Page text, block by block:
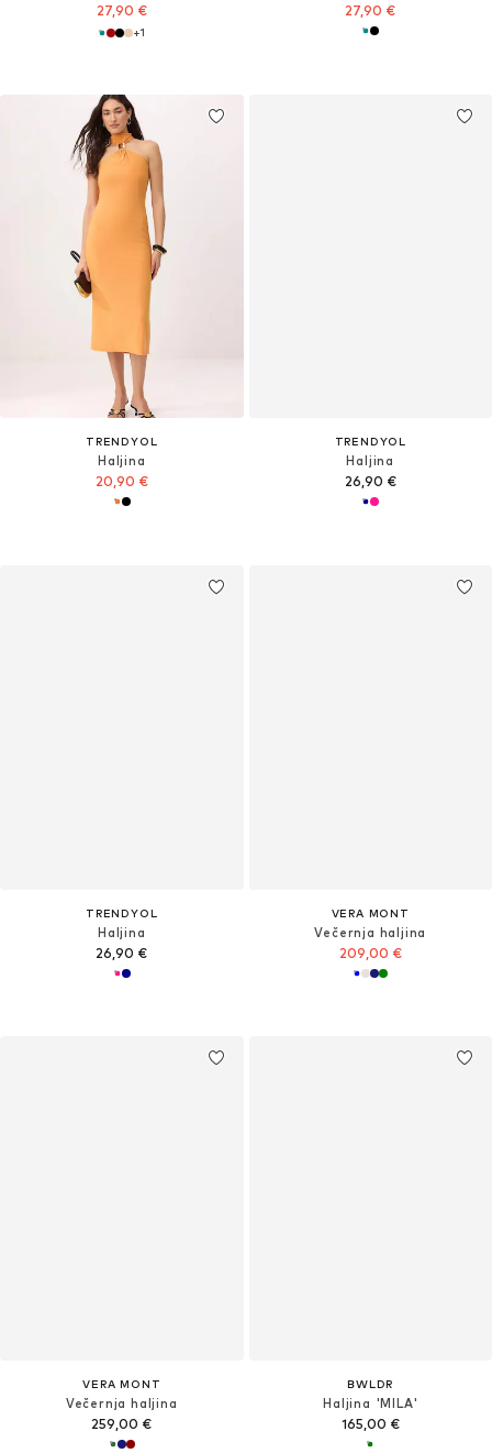
27,90 €
+1
27,90 €
TRENDYOL
Haljina
20,90 €
TRENDYOL
Haljina
26,90 €
TRENDYOL
Haljina
26,90 €
VERA MONT
Večernja haljina
209,00 €
VERA MONT
Večernja haljina
259,00 €
BWLDR
Haljina 'MILA'
165,00 €